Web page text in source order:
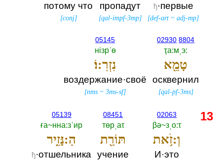
ђ·первые
[def-art ~adj-mp]
пропадут
[qal-impf-3mp]
потому что
[conj]
02930 8804
ҭа:мˌэ:‎
טָמֵ֖א
осквернил
[qal-pf-3ms]
05145
нiзрˈө
נִזְרֽ:וֹ׃
воздержание·своё
[nms ~3ms-sf]
02063
βә~зˌо:τ
וְ:זֹ֥את
И·это
08451
төрˌаτ
תּוֹרַ֖ת
учение
05139
ға~нна:зˈир
הַ:נָּזִ֑יר
ђ·отшельника
13